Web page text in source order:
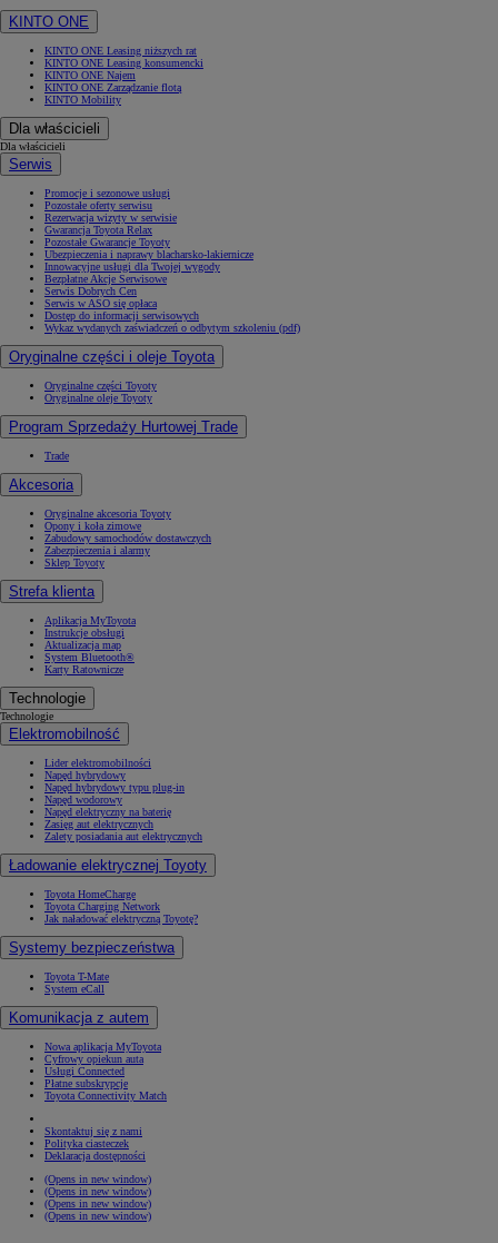
KINTO ONE
KINTO ONE Leasing niższych rat
KINTO ONE Leasing konsumencki
KINTO ONE Najem
KINTO ONE Zarządzanie flotą
KINTO Mobility
Dla właścicieli
Dla właścicieli
Serwis
Promocje i sezonowe usługi
Pozostałe oferty serwisu
Rezerwacja wizyty w serwisie
Gwarancja Toyota Relax
Pozostałe Gwarancje Toyoty
Ubezpieczenia i naprawy blacharsko-lakiernicze
Innowacyjne usługi dla Twojej wygody
Bezpłatne Akcje Serwisowe
Serwis Dobrych Cen
Serwis w ASO się opłaca
Dostęp do informacji serwisowych
Wykaz wydanych zaświadczeń o odbytym szkoleniu (pdf)
Oryginalne części i oleje Toyota
Oryginalne części Toyoty
Oryginalne oleje Toyoty
Program Sprzedaży Hurtowej Trade
Trade
Akcesoria
Oryginalne akcesoria Toyoty
Opony i koła zimowe
Zabudowy samochodów dostawczych
Zabezpieczenia i alarmy
Sklep Toyoty
Strefa klienta
Aplikacja MyToyota
Instrukcje obsługi
Aktualizacja map
System Bluetooth®
Karty Ratownicze
Technologie
Technologie
Elektromobilność
Lider elektromobilności
Napęd hybrydowy
Napęd hybrydowy typu plug-in
Napęd wodorowy
Napęd elektryczny na baterię
Zasięg aut elektrycznych
Zalety posiadania aut elektrycznych
Ładowanie elektrycznej Toyoty
Toyota HomeCharge
Toyota Charging Network
Jak naładować elektryczną Toyotę?
Systemy bezpieczeństwa
Toyota T-Mate
System eCall
Komunikacja z autem
Nowa aplikacja MyToyota
Cyfrowy opiekun auta
Usługi Connected
Płatne subskrypcje
Toyota Connectivity Match
Skontaktuj się z nami
Polityka ciasteczek
Deklaracja dostępności
(Opens in new window)
(Opens in new window)
(Opens in new window)
(Opens in new window)